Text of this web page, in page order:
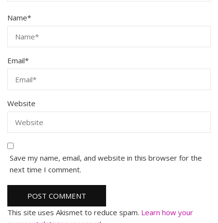
Name*
Email*
Website
Save my name, email, and website in this browser for the
next time I comment.
This site uses Akismet to reduce spam. Learn how your